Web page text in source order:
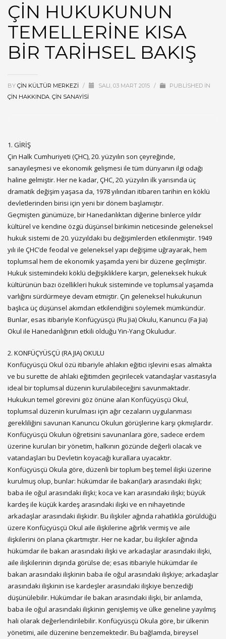
ÇİN HUKUKUNUN
TEMELLERİNE KISA
BİR TARİHSEL BAKIŞ
BY ÇIN KÜLTÜR MERKEZI / SALI, 03 MART 2015 /
PUBLISHED IN
ÇIN HAKKINDA, ÇIN SANAYISI
1. GİRİŞ
Çin Halk Cumhuriyeti (ÇHC), 20. yüzyılın son çeyreğinde,
sanayileşmesi ve ekonomik gelişmesi ile tüm dünyanın ilgi odağı
haline gelmiştir. Her ne kadar, ÇHC, 20. yüzyılın ilk yarısında üç
dramatik değişim yaşasa da, 1978 yılından itibaren tarihin en köklü
devletlerinden birisi için yeni bir dönem başlamıştır.
Geçmişten günümüze, bir Hanedanlıktan diğerine binlerce yıldır
kültürel ve kendine özgü düşünsel birikimin neticesinde geleneksel
hukuk sistemi de 20. yüzyıldaki bu değişimlerden etkilenmiştir. 1949
yılı ile ÇHC’de feodal ve geleneksel yapı değişime uğrayarak, hem
toplumsal hem de ekonomik yaşamda yeni bir düzene geçilmiştir.
Hukuk sistemindeki köklü değişikliklere karşın, geleneksek hukuk
kültürünün bazı özellikleri hukuk sisteminde ve toplumsal yaşamda
varlığını sürdürmeye devam etmiştir. Çin geleneksel hukukunun
başlıca üç düşünsel akımdan etkilendiğini söylemek mümkündür.
Bunlar, esas itibariyle Konfüçyüsçü (Ru Jia) Okulu, Kanuncu (Fa Jia)
Okul ile Hanedanlığının etkili olduğu Yin-Yang Okuludur.
2. KONFÜÇYÜSÇÜ (RA JIA) OKULU
Konfüçyüsçü Okul özü itibariyle ahlakın eğitici işlevini esas almakta
ve bu surette de ahlaki eğitimden geçirilecek vatandaşlar vasıtasıyla
ideal bir toplumsal düzenin kurulabileceğini savunmaktadır.
Hukukun temel görevini göz önüne alan Konfüçyüsçü Okul,
toplumsal düzenin kurulması için ağır cezaların uygulanması
gerekliliğini savunan Kanuncu Okulun görüşlerine karşı çıkmışlardır.
Konfüçyüsçü Okulun öğretisini savunanlara göre, sadece erdem
üzerine kurulan bir yönetim, halkının gözünde değerli olacak ve
vatandaşları bu Devletin koyacağı kurallara uyacaktır.
Konfüçyüsçü Okula göre, düzenli bir toplum beş temel ilişki üzerine
kurulmuş olup, bunlar: hükümdar ile bakan(lar)ı arasındaki ilişki;
baba ile oğul arasındaki ilişki; koca ve karı arasındaki ilişki; büyük
kardeş ile küçük kardeş arasındaki ilişki ve en nihayetinde
arkadaşlar arasındaki ilişkidir. Bu ilişkiler ağında rahatlıkla görüldüğü
üzere Konfüçyüsçü Okul aile ilişkilerine ağırlık vermiş ve aile
ilişkilerini ön plana çıkartmıştır. Her ne kadar, bu ilişkiler ağında
hükümdar ile bakan arasındaki ilişki ve arkadaşlar arasındaki ilişki,
aile ilişkilerinin dışında görülse de; esas itibariyle hükümdar ile
bakan arasındaki ilişkinin baba ile oğul arasındaki ilişkiye; arkadaşlar
arasındaki ilişkinin ise kardeşler arasındaki ilişkiye benzediği
düşünülebilir. Hükümdar ile bakan arasındaki ilişki, bir anlamda,
baba ile oğul arasındaki ilişkinin genişlemiş ve ülke geneline yayılmış
hali olarak değerlendirilebilir. Konfüçyüsçü Okula göre, bir ülkenin
yönetimi, aile düzenine benzemektedir. Bu bağlamda, bireysel